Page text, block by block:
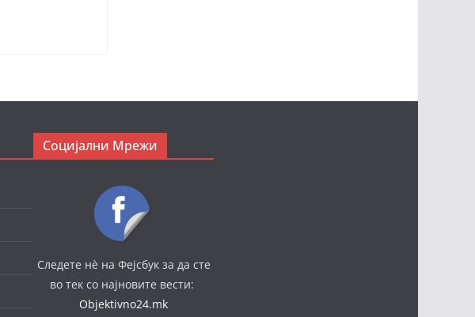
Социјални Мрежи
Следете нè на Фејсбук за да сте
во тек со најновите вести:
Objektivno24.mk